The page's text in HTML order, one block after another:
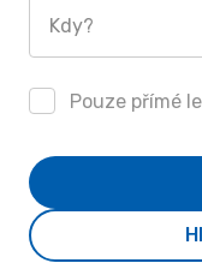
Kdy?
Pouze přímé